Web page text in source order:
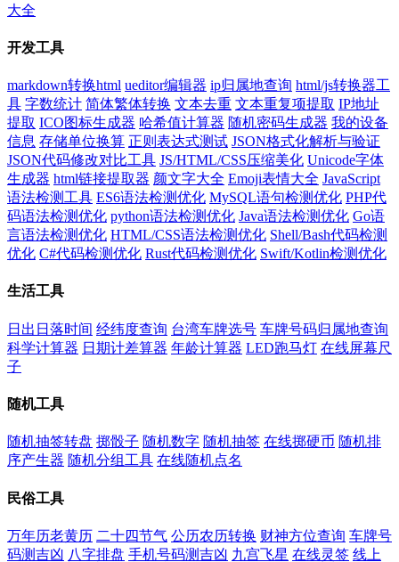
大全
开发工具
markdown转换html ueditor编辑器 ip归属地查询 html/js转换器工
具 字数统计 简体繁体转换 文本去重 文本重复项提取 IP地址
提取 ICO图标生成器 哈希值计算器 随机密码生成器 我的设备
信息 存储单位换算 正则表达式测试 JSON格式化解析与验证
JSON代码修改对比工具 JS/HTML/CSS压缩美化 Unicode字体
生成器 html链接提取器 颜文字大全 Emoji表情大全 JavaScript
语法检测工具 ES6语法检测优化 MySQL语句检测优化 PHP代
码语法检测优化 python语法检测优化 Java语法检测优化 Go语
言语法检测优化 HTML/CSS语法检测优化 Shell/Bash代码检测
优化 C#代码检测优化 Rust代码检测优化 Swift/Kotlin检测优化
生活工具
日出日落时间 经纬度查询 台湾车牌选号 车牌号码归属地查询
科学计算器 日期计差算器 年龄计算器 LED跑马灯 在线屏幕尺
子
随机工具
随机抽签转盘 掷骰子 随机数字 随机抽签 在线掷硬币 随机排
序产生器 随机分组工具 在线随机点名
民俗工具
万年历老黄历 二十四节气 公历农历转换 财神方位查询 车牌号
码测吉凶 八字排盘 手机号码测吉凶 九宫飞星 在线灵签 线上